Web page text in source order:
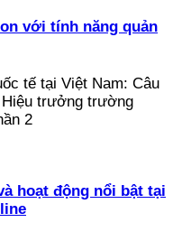
với tính năng quản
hoạt động nổi bật tại